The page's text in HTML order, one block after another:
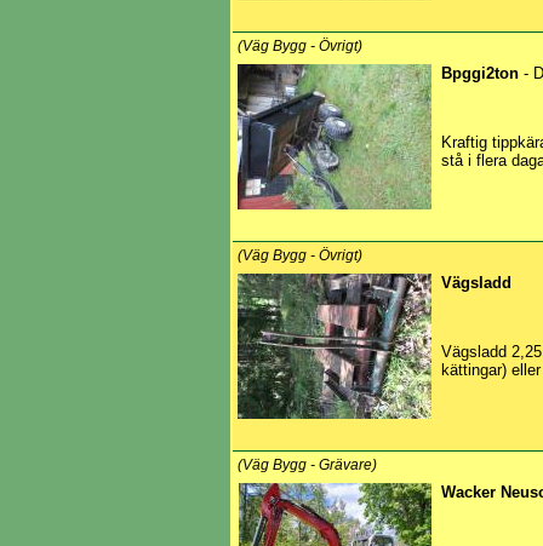
(Väg Bygg - Övrigt)
Bpggi2ton -
Kraftig
stå i flera
(Väg Bygg - Övrigt)
Vägsladd
Vägsladd
kättingar)
(Väg Bygg - Grävare)
Wacker